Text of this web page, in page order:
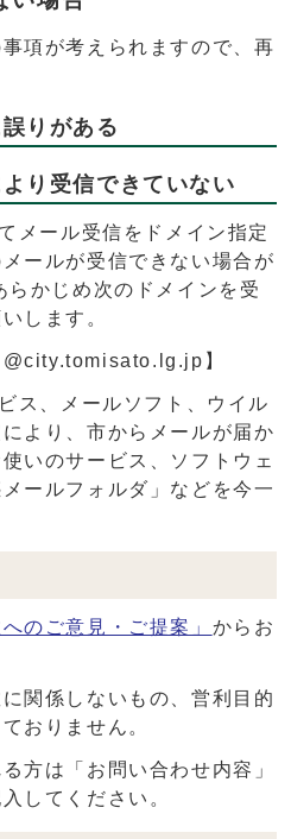
項が考えられますので、再
りがある
り受信できていない
メール受信をドメイン指定
ールが受信できない場合が
かじめ次のドメインを受
します。
@city.tomisato.lg.jp】
ス、メールソフト、ウイル
より、市からメールが届か
いのサービス、ソフトウェ
ールフォルダ」などを今一
へのご意見・ご提案」 からお
関係しないもの、営利目的
おりません。
方は「お問い合わせ内容」
してください。